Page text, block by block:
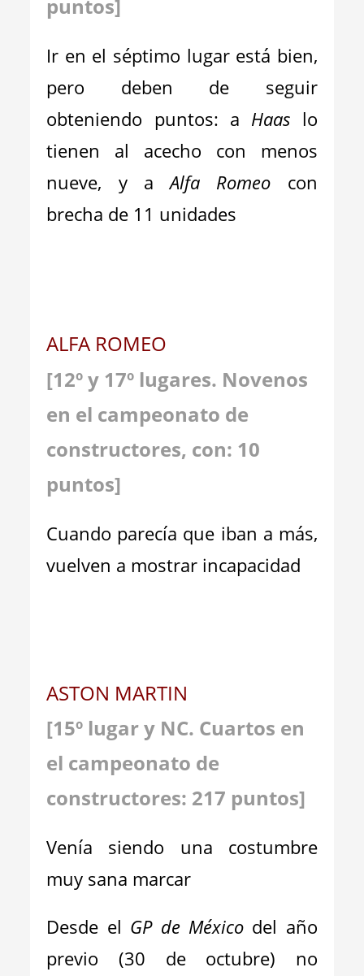
puntos]
Ir en el séptimo lugar está bien,
pero deben de seguir
obteniendo puntos: a Haas lo
tienen al acecho con menos
nueve, y aAlfa Romeo con
brecha de 11 unidades
ALFA ROMEO
[12º y 17º lugares. Novenos
en el campeonato de
constructores, con: 10
puntos]
Cuando parecía que iban a más,
vuelven a mostrar incapacidad
ASTON MARTIN
[15º lugary NC. Cuartos en
el campeonato de
constructores: 217 puntos]
Venía siendo una costumbre
muy sana marcar
Desde el GP de Méxicodel año
previo (30 de octubre) no